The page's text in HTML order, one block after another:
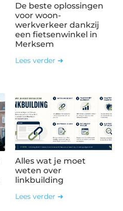
De beste oplossingen
voor woon-
werkverkeer dankzij
een fietsenwinkel in
Merksem
Lees verder ➜
Alles wat je moet
weten over
linkbuilding
Lees verder ➜